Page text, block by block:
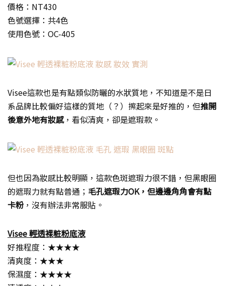
價格：NT430
色號選擇：共4色
使用色號：OC-405
Visee這款也是有點類似防曬的水狀質地，不知道是不是日
系品牌比較偏好這樣的質地（？）擦起來是好推的，但推開
後意外地有妝感，看似清爽，卻是遮瑕款。
但也因為妝感比較明顯，這款色斑遮瑕力很不錯，但黑眼圈
的遮瑕力就有點普通； 毛孔遮瑕力OK，但邊邊角角會有點
卡粉 ，沒有辦法非常服貼。
Visee 輕透裸粧粉底液
好推程度：★★★★
清爽度：★★★
保濕度：★★★★